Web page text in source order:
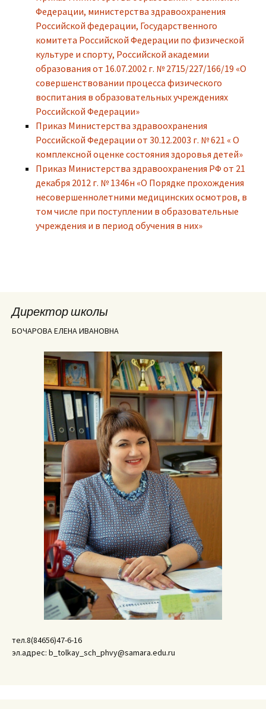
Федерации, министерства здравоохранения
Российской федерации, Государственного
комитета Российской Федерации по физической
культуре и спорту, Российской академии
образования от 16.07.2002 г. № 2715/227/166/19 «О
совершенствовании процесса физического
воспитания в образовательных учреждениях
Российской Федерации»
Приказ Министерства здравоохранения
Российской Федерации от 30.12.2003 г. № 621 « О
комплексной оценке состояния здоровья детей»
Приказ Министерства здравоохранения РФ от 21
декабря 2012 г. № 1346н «О Порядке прохождения
несовершеннолетними медицинских осмотров, в
том числе при поступлении в образовательные
учреждения и в период обучения в них»
Директор школы
БОЧАРОВА ЕЛЕНА ИВАНОВНА
тел.8(84656)47-6-16
эл.адрес: b_tolkay_sch_phvy@samara.edu.ru